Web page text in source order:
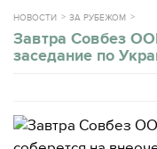
НОВОСТИ ЗА РУБЕЖОМ
Завтра Совбез
заседание по